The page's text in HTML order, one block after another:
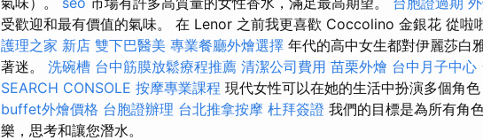
受歡迎和最有價值的氣味。 在 Lenor 之前我更喜歡 Coccolino 金銀花 從啦
護理之家 新店 雙下巴醫美 專業餐廳外燴選擇 年代的高中女生都對伊麗莎白
著迷。 洗碗槽 台中筋膜放鬆療程推薦 清潔公司費用 苗栗外燴 台中月子中心
SEARCH CONSOLE 按摩專業課程 現代女性可以在她的生活中扮演多個角色
buffet外燴價格 台胞證辦理 台北推拿按摩 杜拜簽證 我們的目標是為所有角
樂，思考和讓您潛水。